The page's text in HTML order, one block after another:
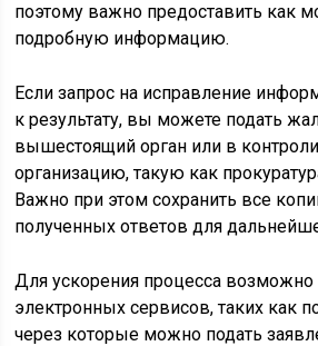
поэтому важно предоставить как
подробную информацию.
Если запрос на исправление
к результату, вы можете подать
вышестоящий орган или в
организацию, такую как
Важно при этом сохранить все
полученных ответов для
Для ускорения процесса возможно
электронных сервисов, таких как
через которые можно подать